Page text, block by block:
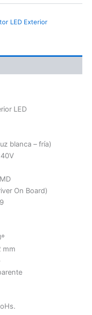
LED Exterior
LED
blanca – fría)
On Board)
mm